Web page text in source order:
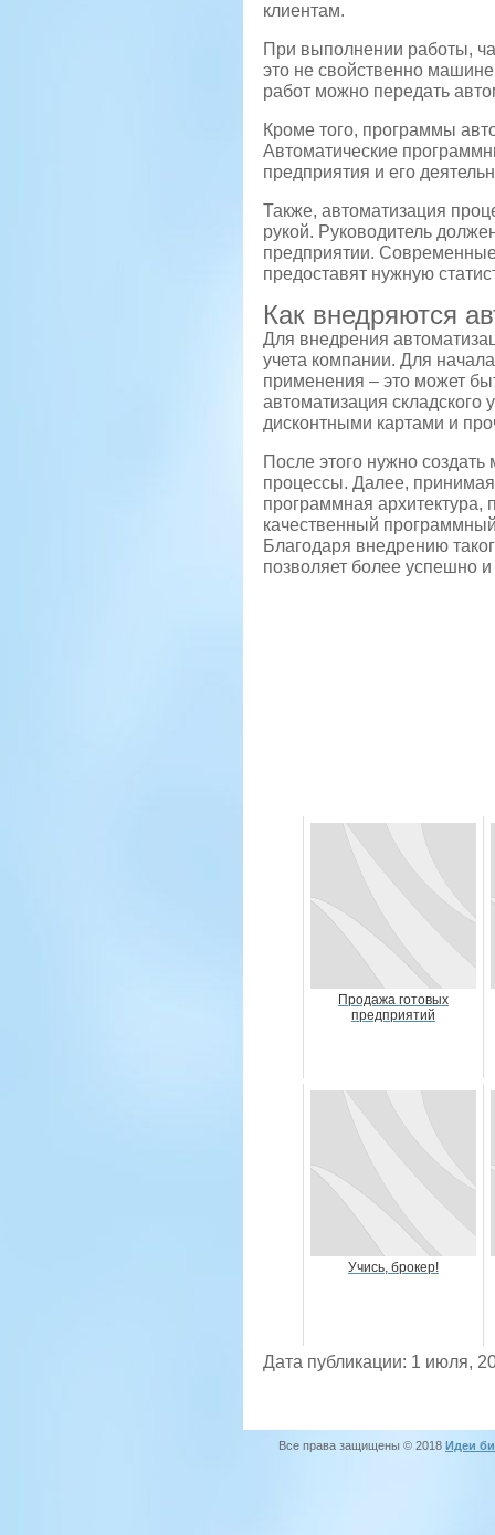
клиентам.
При выполнении работы,
это не свойственно
работ можно передать
Кроме того, программы
Автоматические
предприятия и его
Также, автоматизация
рукой. Руководитель
предприятии.
предоставят нужную
Как внедряются
Для внедрения
учета компании. Для
применения – это может
автоматизация складского
дисконтными картами и
После этого нужно
процессы. Далее,
программная архитектура,
качественный
Благодаря внедрению
позволяет более успешно
Продажа готовых
предприятий
Учись, брокер!
Дата публикации: 1 июля,
Все права защищены © 2018 Идеи